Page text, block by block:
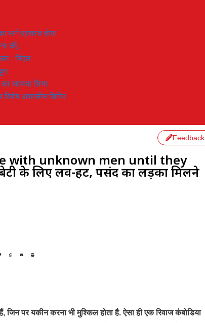
मार्ग प्रशस्त होगा
की,
: बिंदल
जायजा लिया
विशेष आवासीय शिविर
Feedback
with unknown men until they
के लिए लव-हट, पसंद का लड़का मिलने
पर यकीन करना भी मुश्किल होता है. ऐसा ही एक रिवाज कंबोडिया